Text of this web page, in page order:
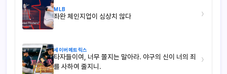
MLB
좌완 체인지업이 심상치 않다 ›
세이버메트릭스
타자들이여, 너무 쫄지는 말아라. 야구의 신이 너의 죄
를 사하여 줄지니.
›